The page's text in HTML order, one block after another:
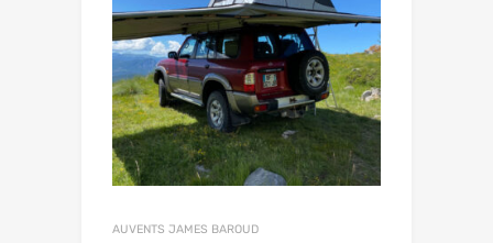
AUVENTS JAMES BAROUD